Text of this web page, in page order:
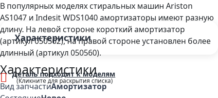
В популярных моделях стиральных машин Ariston
AS1047 и Indesit WDS1040 амортизаторы имеют разную
длину. На левой стороне короткий амортизатор
(артикул 050562), на правой стороне установлен более
длинный (артикул 050560).
Деталь подходит к моделям
Характеристики
Характеристики
Вид запчастиАмортизатор